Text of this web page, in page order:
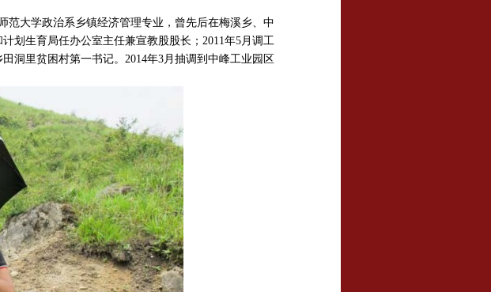
大学政治系乡镇经济管理专业，曾先后在梅溪乡、中
划生育局任办公室主任兼宣教股股长；2011年5月调工
洞里贫困村第一书记。2014年3月抽调到中峰工业园区